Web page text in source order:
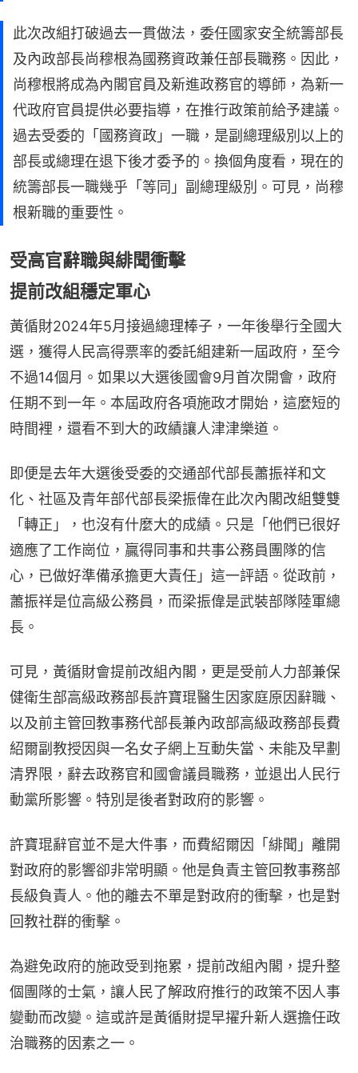
此次改組打破過去一貫做法，委任國家安全統籌部長
及內政部長尚穆根為國務資政兼任部長職務。因此，
尚穆根將成為內閣官員及新進政務官的導師，為新一
代政府官員提供必要指導，在推行政策前給予建議。
過去受委的「國務資政」一職，是副總理級別以上的
部長或總理在退下後才委予的。換個角度看，現在的
統籌部長一職幾乎「等同」副總理級別。可見，尚穆
根新職的重要性。
受高官辭職與緋聞衝擊
提前改組穩定軍心
黃循財2024年5月接過總理棒子，一年後舉行全國大
選，獲得人民高得票率的委託組建新一屆政府，至今
不過14個月。如果以大選後國會9月首次開會，政府
任期不到一年。本屆政府各項施政才開始，這麼短的
時間裡，還看不到大的政績讓人津津樂道。
即便是去年大選後受委的交通部代部長蕭振祥和文
化、社區及青年部代部長梁振偉在此次內閣改組雙雙
「轉正」，也沒有什麼大的成績。只是「他們已很好
適應了工作崗位，贏得同事和共事公務員團隊的信
心，已做好準備承擔更大責任」這一評語。從政前，
蕭振祥是位高級公務員，而梁振偉是武裝部隊陸軍總
長。
可見，黃循財會提前改組內閣，更是受前人力部兼保
健衛生部高級政務部長許寶琨醫生因家庭原因辭職、
以及前主管回教事務代部長兼內政部高級政務部長費
紹爾副教授因與一名女子網上互動失當、未能及早劃
清界限，辭去政務官和國會議員職務，並退出人民行
動黨所影響。特別是後者對政府的影響。
許寶琨辭官並不是大件事，而費紹爾因「緋聞」離開
對政府的影響卻非常明顯。他是負責主管回教事務部
長級負責人。他的離去不單是對政府的衝擊，也是對
回教社群的衝擊。
為避免政府的施政受到拖累，提前改組內閣，提升整
個團隊的士氣，讓人民了解政府推行的政策不因人事
變動而改變。這或許是黃循財提早擢升新人選擔任政
治職務的因素之一。